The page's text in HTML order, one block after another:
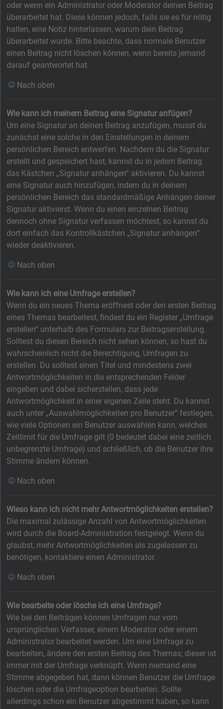
oder wenn ein Administrator oder Moderator deinen Beitrag
überarbeitet hat. Diese können jedoch, falls sie es für nötig
halten, eine Notiz hinterlassen, warum dein Beitrag
überarbeitet wurde. Bitte beachte, dass normale Benutzer
einen Beitrag nicht löschen können, wenn bereits jemand
darauf geantwortet hat.
Nach oben
Wie kann ich meinem Beitrag eine Signatur anfügen?
Um eine Signatur an deinen Beitrag anzufügen, musst du
zunächst eine solche in den Einstellungen in deinem
persönlichen Bereich entwerfen. Nachdem du die Signatur
erstellt und gespeichert hast, kannst du in jedem Beitrag
das Kästchen „Signatur anhängen“ aktivieren. Du kannst
eine Signatur auch hinzufügen, indem du in deinem
persönlichen Bereich das standardmäßige Anhängen deiner
Signatur aktivierst. Wenn du einen einzelnen Beitrag
dennoch ohne Signatur verfassen möchtest, so kannst du
dort einfach das Kontrollkästchen „Signatur anhängen“
wieder deaktivieren.
Nach oben
Wie kann ich eine Umfrage erstellen?
Wenn du ein neues Thema eröffnest oder den ersten Beitrag
eines Themas bearbeitest, findest du ein Register „Umfrage
erstellen“ unterhalb des Formulars zur Beitragserstellung.
Solltest du diesen Bereich nicht sehen können, so hast du
wahrscheinlich nicht die Berechtigung, Umfragen zu
erstellen. Du solltest einen Titel und mindestens zwei
Antwortmöglichkeiten in die entsprechenden Felder
eingeben und dabei sicherstellen, dass jede
Antwortmöglichkeit in einer eigenen Zeile steht. Du kannst
auch unter „Auswahlmöglichkeiten pro Benutzer“ festlegen,
wie viele Optionen ein Benutzer auswählen kann, welches
Zeitlimit für die Umfrage gilt (0 bedeutet dabei eine zeitlich
unbegrenzte Umfrage) und schließlich, ob die Benutzer ihre
Stimme ändern können.
Nach oben
Wieso kann ich nicht mehr Antwortmöglichkeiten erstellen?
Die maximal zulässige Anzahl von Antwortmöglichkeiten
wird durch die Board-Administration festgelegt. Wenn du
glaubst, mehr Antwortmöglichkeiten als zugelassen zu
benötigen, kontaktiere einen Administrator.
Nach oben
Wie bearbeite oder lösche ich eine Umfrage?
Wie bei den Beiträgen können Umfragen nur vom
ursprünglichen Verfasser, einem Moderator oder einem
Administrator bearbeitet werden. Um eine Umfrage zu
bearbeiten, ändere den ersten Beitrag des Themas; dieser ist
immer mit der Umfrage verknüpft. Wenn niemand eine
Stimme abgegeben hat, dann können Benutzer die Umfrage
löschen oder die Umfrageoption bearbeiten. Sollte
allerdings schon ein Benutzer abgestimmt haben, so kann